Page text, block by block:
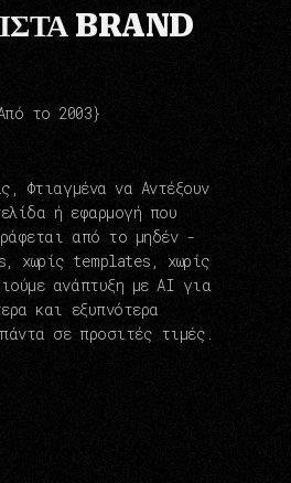
BRAND
το 2003}
Φτιαγμένα να Αντέξουν
ή εφαρμογή που
από το μηδέν -
χωρίς templates, χωρίς
ανάπτυξη με AI για
και εξυπνότερα
σε προσιτές τιμές.